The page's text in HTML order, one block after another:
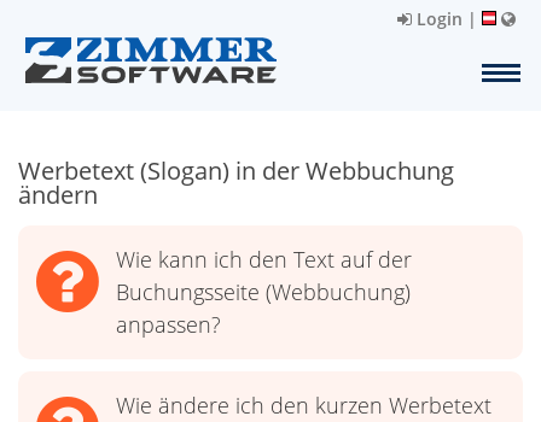
Login |
Werbetext (Slogan) in der Webbuchung
ändern
Wie kann ich den Text auf der
Buchungsseite (Webbuchung)
anpassen?
Wie ändere ich den kurzen Werbetext